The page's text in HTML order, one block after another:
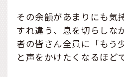
その余韻があまりにも気
すれ違う、息を切らしな
者の皆さん全員に「もう
と声をかけたくなるほど